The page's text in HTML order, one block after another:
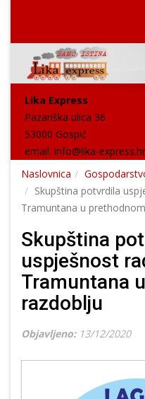
Lika Express
Pazariška ulica 36
53000 Gospić
email: info@lika-express.hr
Naslovnica
Skupština potvrdila
Tramuntana u
Skupština
uspješnost
Tramuntana
razdoblju
Objavljeno: 13/12/2020